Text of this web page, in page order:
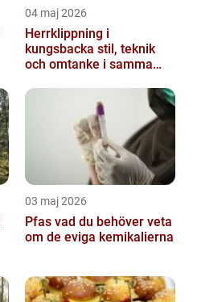
04 maj 2026
Herrklippning i
kungsbacka stil, teknik
och omtanke i samma
03 maj 2026
Pfas vad du behöver veta
om de eviga kemikalierna